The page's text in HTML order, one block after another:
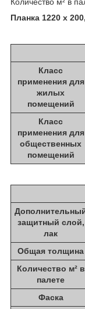
Планка 1220 x
Класс
применения для
жилых
помещений
Класс
применения для
общественных
помещений
защитный слой,
лак
Общая толщина
Количество м² в
палете
Фаска